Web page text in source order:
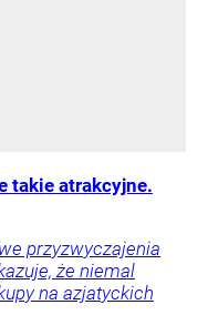
takie atrakcyjne.
przyzwyczajenia
że niemal
na azjatyckich